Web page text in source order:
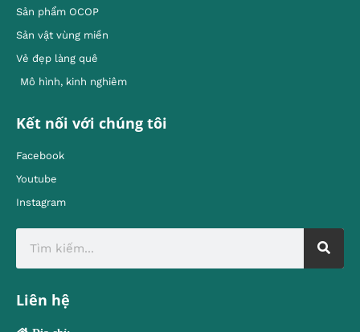
Sản phẩm OCOP
Sản vật vùng miền
Vẻ đẹp làng quê
Mô hình, kinh nghiêm
Kết nối với chúng tôi
Facebook
Youtube
Instagram
Liên hệ